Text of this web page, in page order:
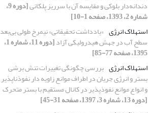
دندانه‌دار بلوکی و مقایسه آن با سرریز پلکانی [دوره 9،
شماره 2، 1393، صفحه 1-10]
استهلاک انرژی «یادداشت تحقیقاتی» نیمرخ طولی بی‌بعد
سطح آب در جهش هیدرولیکی آزاد [دوره 11، شماره 1،
1395، صفحه 77-85]
استهلاک انرژی بررسی چگونگی تغییرات تنش برشی
بستر و انرژی جریان در اطراف موانع زاویه دار نفوذناپذیر
و انواع موانع نفوذپذیر در کانال مستقیم با بستر متحرک
[دوره 13، شماره 3، 1397، صفحه 31-45]